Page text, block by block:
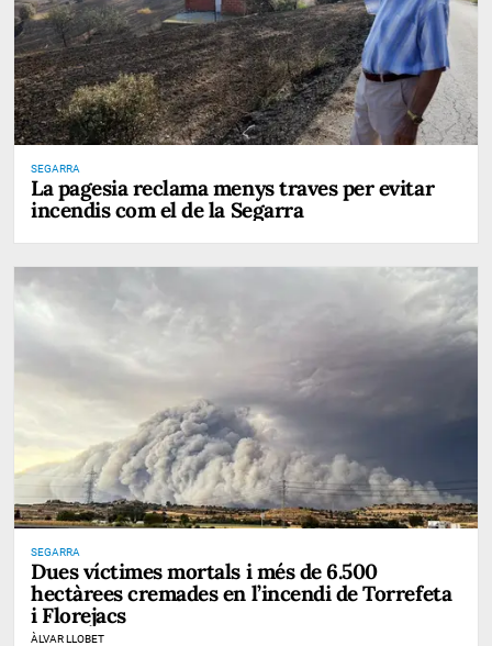
SEGARRA
La pagesia reclama menys traves per evitar
incendis com el de la Segarra
SEGARRA
Dues víctimes mortals i més de 6.500
hectàrees cremades en l’incendi de Torrefeta
i Florejacs
ÀLVAR LLOBET